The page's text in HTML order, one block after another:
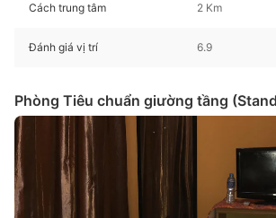
Cách trung tâm 2 Km
Đánh giá vị trí 6.9
Phòng Tiêu chuẩn giường tầng